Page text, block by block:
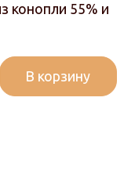
конопли 55% и
В корзину